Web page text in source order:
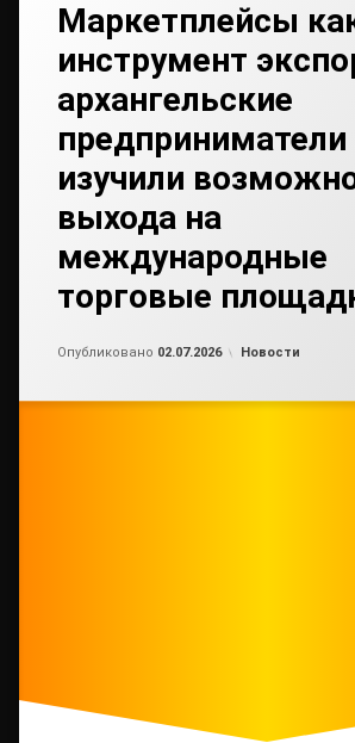
Маркетплейсы
инструмент
архангельские
предприниматели
изучили
выхода на
международные
торговые
Опубликовано 02.07.2026 Рубрики:
Новости